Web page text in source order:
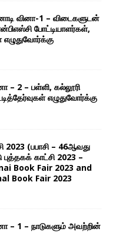
வினா-1 – விடைகளுடன்
போட்டியாளர்கள்,
எழுதுவோர்க்கு
– 2 – பள்ளி, கல்லூரி
எழுதுவோர்க்கு
(பபாசி – 46ஆவது
காட்சி 2023 –
Book Fair 2023 and
Book Fair 2023
– 1 – நாடுகளும் அவற்றின்